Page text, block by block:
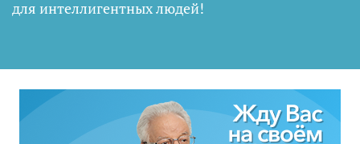
для интеллигентных людей!